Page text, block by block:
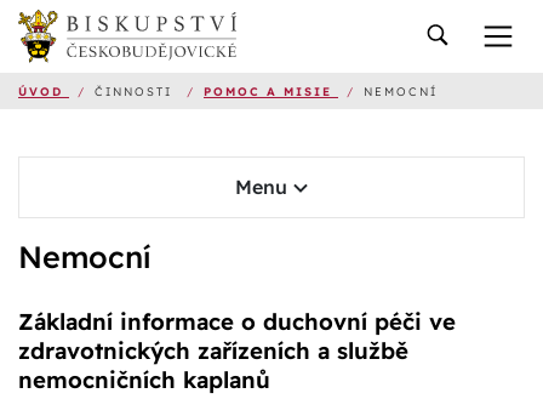
ÚVOD / ČINNOSTI / POMOC A MISIE / NEMOCNÍ
Menu
Nemocní
Základní informace o duchovní péči ve
zdravotnických zařízeních a službě
nemocničních kaplanů